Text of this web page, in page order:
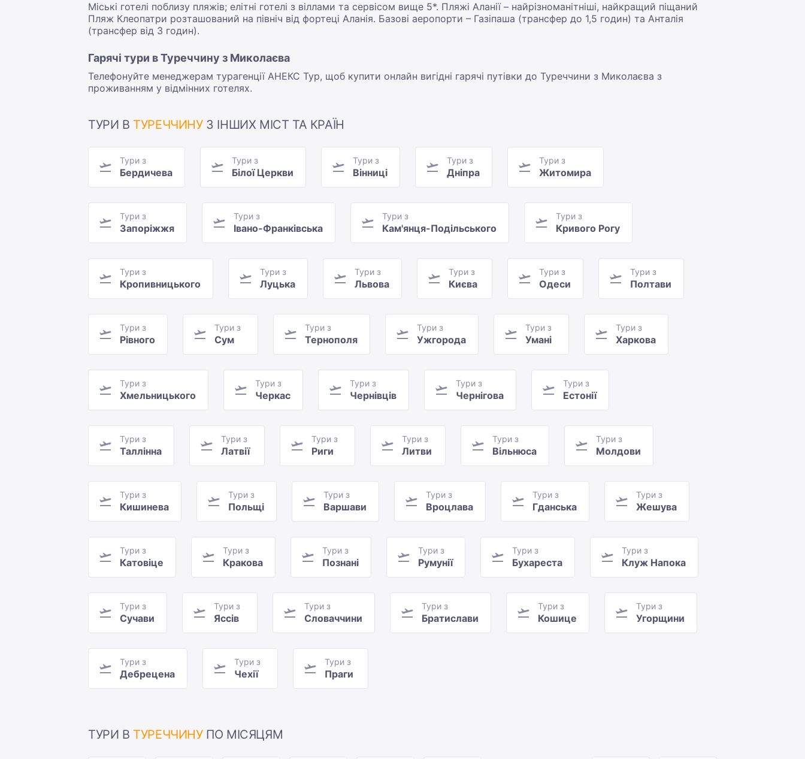
Міські готелі поблизу пляжів; елітні готелі з віллами та сервісом вище 5*. Пляжі Аланії – найрізноманітніші, найкращий піщаний
Пляж Клеопатри розташований на північ від фортеці Аланія. Базові аеропорти – Газіпаша (трансфер до 1,5 годин) та Анталія
(трансфер від 3 годин).
Гарячі тури в Туреччину з Миколаєва
Телефонуйте менеджерам турагенції АНЕКС Тур, щоб купити онлайн вигідні гарячі путівки до Туреччини з Миколаєва з
проживанням у відмінних готелях.
ТУРИ В ТУРЕЧЧИНУЗ ІНШИХ МІСТ ТА КРАЇН
Тури з
Бердичева
Тури з
Білої Церкви
Тури з
Вінниці
Тури з
Дніпра
Тури з
Житомира
Тури з
Запоріжжя
Тури з
Івано-Франківська
Тури з
Кам'янця-Подільського
Тури з
Кривого Рогу
Тури з
Кропивницького
Тури з
Луцька
Тури з
Львова
Тури з
Києва
Тури з
Одеси
Тури з
Полтави
Тури з
Рівного
Тури з
Сум
Тури з
Тернополя
Тури з
Ужгорода
Тури з
Умані
Тури з
Харкова
Тури з
Хмельницького
Тури з
Черкас
Тури з
Чернівців
Тури з
Чернігова
Тури з
Естонії
Тури з
Таллінна
Тури з
Латвії
Тури з
Риги
Тури з
Литви
Тури з
Вільнюса
Тури з
Молдови
Тури з
Кишинева
Тури з
Польщі
Тури з
Варшави
Тури з
Вроцлава
Тури з
Гданська
Тури з
Жешува
Тури з
Катовіце
Тури з
Кракова
Тури з
Познані
Тури з
Румунії
Тури з
Бухареста
Тури з
Клуж Напока
Тури з
Сучави
Тури з
Яссів
Тури з
Словаччини
Тури з
Братислави
Тури з
Кошице
Тури з
Угорщини
Тури з
Дебрецена
Тури з
Чехії
Тури з
Праги
ТУРИ В ТУРЕЧЧИНУПО МІСЯЦЯМ